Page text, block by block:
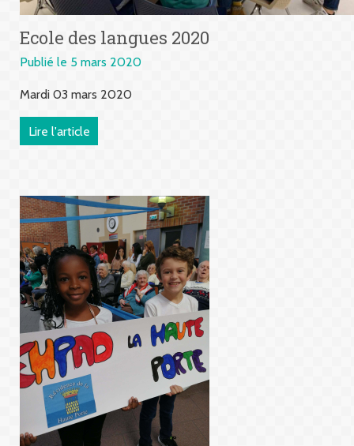
Ecole des langues 2020
Publié le 5 mars 2020
Mardi 03 mars 2020
Lire l'article